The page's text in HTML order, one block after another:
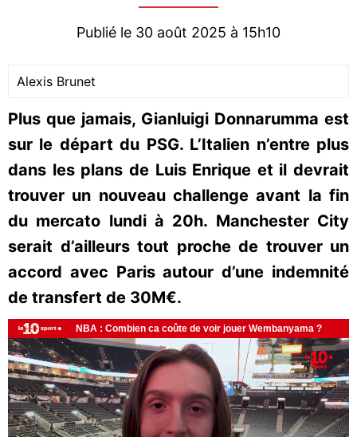
Publié le 30 août 2025 à 15h10
Alexis Brunet
Plus que jamais, Gianluigi Donnarumma est
sur le départ du PSG. L’Italien n’entre plus
dans les plans de Luis Enrique et il devrait
trouver un nouveau challenge avant la fin
du mercato lundi à 20h. Manchester City
serait d’ailleurs tout proche de trouver un
accord avec Paris autour d’une indemnité
de transfert de 30M€.